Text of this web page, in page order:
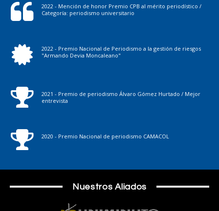
2022 - Mención de honor Premio CPB al mérito periodístico /
Categoría: periodismo universitario
2022 - Premio Nacional de Periodismo a la gestión de riesgos
"Armando Devia Moncaleano"
2021 - Premio de periodismo Álvaro Gómez Hurtado / Mejor
entrevista
2020 - Premio Nacional de periodismo CAMACOL
Nuestros Aliados